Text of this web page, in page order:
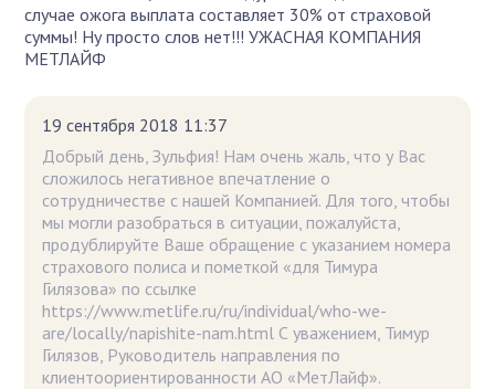
случае ожога выплата составляет 30% от страховой
суммы! Ну просто слов нет!!! УЖАСНАЯ КОМПАНИЯ
МЕТЛАЙФ
19 сентября 2018 11:37
Добрый день, Зульфия! Нам очень жаль, что у Вас
сложилось негативное впечатление о
сотрудничестве с нашей Компанией. Для того, чтобы
мы могли разобраться в ситуации, пожалуйста,
продублируйте Ваше обращение с указанием номера
страхового полиса и пометкой «для Тимура
Гилязова» по ссылке
https://www.metlife.ru/ru/individual/who-we-
are/locally/napishite-nam.html С уважением, Тимур
Гилязов, Руководитель направления по
клиентоориентированности АО «МетЛайф».